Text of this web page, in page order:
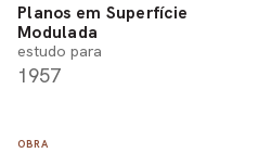
Planos em Superfície
Modulada
estudo para
1957
OBRA